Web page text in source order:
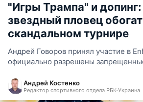
"Игры Трампа" и
звездный пловец
скандальном турнире
Андрей Говоров принял участие в
официально разрешены
Андрей Костенко
Редактор спортивного отдела РБК-Украина